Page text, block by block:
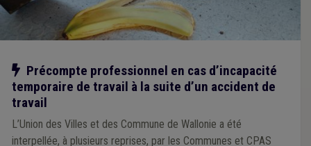
Notre action
Précompte professionnel en cas d’incapacité
temporaire de travail à la suite d’un accident de
travail
L’Union des Villes et des Commune de Wallonie a été
interpellée, à plusieurs reprises, par les Communes et CPAS